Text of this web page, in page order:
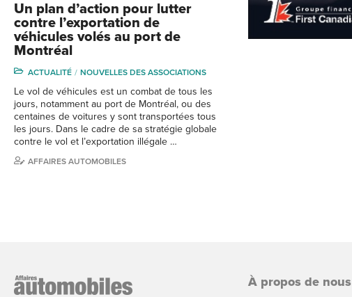
Un plan d’action pour lutter
contre l’exportation de
véhicules volés au port de
Montréal
ACTUALITÉ NOUVELLES DES ASSOCIATIONS
Le vol de véhicules est un combat de tous les
jours, notamment au port de Montréal, ou des
centaines de voitures y sont transportées tous
les jours. Dans le cadre de sa stratégie globale
contre le vol et l’exportation illégale …
AFFAIRES AUTOMOBILES
À propos de nous